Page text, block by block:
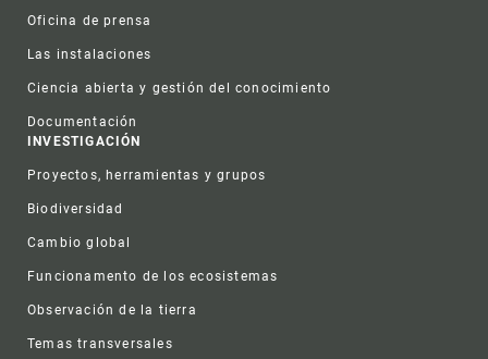
Oficina de prensa
Las instalaciones
Ciencia abierta y gestión del conocimiento
Documentación
INVESTIGACIÓN
Proyectos, herramientas y grupos
Biodiversidad
Cambio global
Funcionamento de los ecosistemas
Observación de la tierra
Temas transversales